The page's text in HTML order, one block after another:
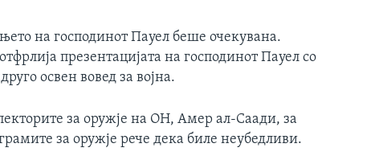
на господинот Пауел беше очекувана.
презентацијата на господинот Пауел со
освен вовед за војна.
за оружје на ОН, Амер ал-Саади, за
за оружје рече дека биле неубедливи.